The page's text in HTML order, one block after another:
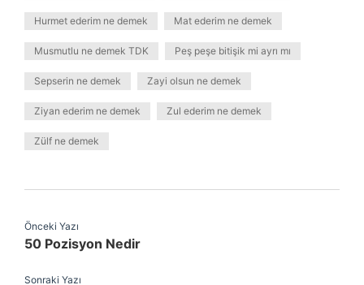
Hurmet ederim ne demek Mat ederim ne demek
Musmutlu ne demek TDK Peş peşe bitişik mi ayrı mı
Sepserin ne demek Zayi olsun ne demek
Ziyan ederim ne demek Zul ederim ne demek
Zülf ne demek
Önceki Yazı
50 Pozisyon Nedir
Sonraki Yazı